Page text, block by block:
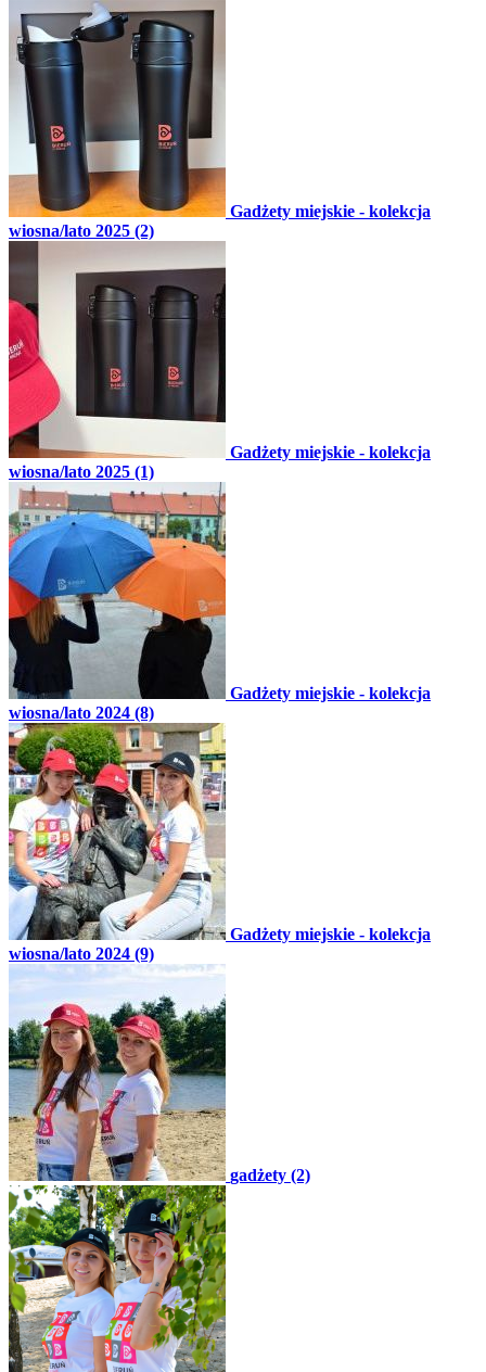
Gadżety miejskie - kolekcja
wiosna/lato 2025 (2)
Gadżety miejskie - kolekcja
wiosna/lato 2025 (1)
Gadżety miejskie - kolekcja
wiosna/lato 2024 (8)
Gadżety miejskie - kolekcja
wiosna/lato 2024 (9)
gadżety (2)